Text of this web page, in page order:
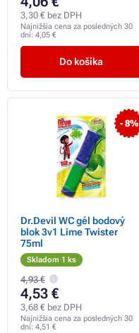
3,30 € bez DPH
Najnižšia cena za posledných 30
dní: 4,05 €
Do košíka
- 8%
Dr.Devil WC gél bodový
blok 3v1 Lime Twister
75ml
Skladom 1 ks
4,93 €
4,53 €
3,68 € bez DPH
Najnižšia cena za posledných 30
dní: 4,51 €